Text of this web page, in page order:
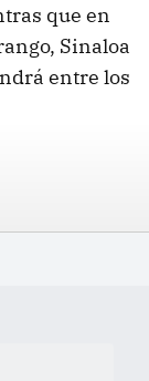
que en
Sinaloa
entre los